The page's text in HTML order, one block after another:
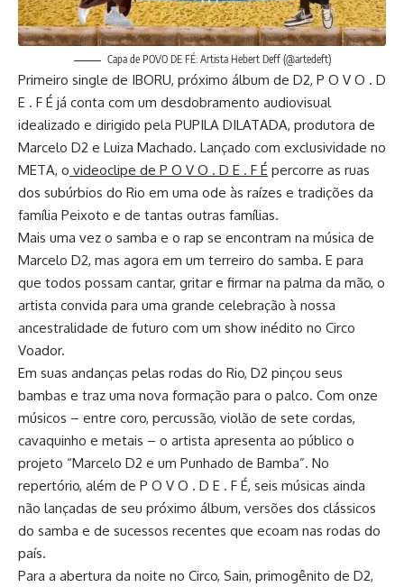
Capa de POVO DE FÉ: Artista Hebert Deff (@artedeft)
Primeiro single de IBORU, próximo álbum de D2, P O V O . D
E . F É já conta com um desdobramento audiovisual
idealizado e dirigido pela PUPILA DILATADA, produtora de
Marcelo D2 e Luiza Machado. Lançado com exclusividade no
META, o videoclipe de P O V O . D E . F É percorre as ruas
dos subúrbios do Rio em uma ode às raízes e tradições da
família Peixoto e de tantas outras famílias.
Mais uma vez o samba e o rap se encontram na música de
Marcelo D2, mas agora em um terreiro do samba. E para
que todos possam cantar, gritar e firmar na palma da mão, o
artista convida para uma grande celebração à nossa
ancestralidade de futuro com um show inédito no Circo
Voador.
Em suas andanças pelas rodas do Rio, D2 pinçou seus
bambas e traz uma nova formação para o palco. Com onze
músicos – entre coro, percussão, violão de sete cordas,
cavaquinho e metais – o artista apresenta ao público o
projeto “Marcelo D2 e um Punhado de Bamba”. No
repertório, além de P O V O . D E . F É, seis músicas ainda
não lançadas de seu próximo álbum, versões dos clássicos
do samba e de sucessos recentes que ecoam nas rodas do
país.
Para a abertura da noite no Circo, Sain, primogênito de D2,